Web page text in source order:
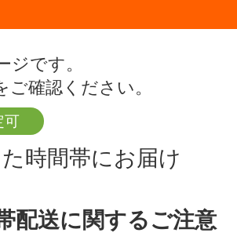
ジです。
ご確認ください。
可
時間帯にお届け
配送に関するご注意